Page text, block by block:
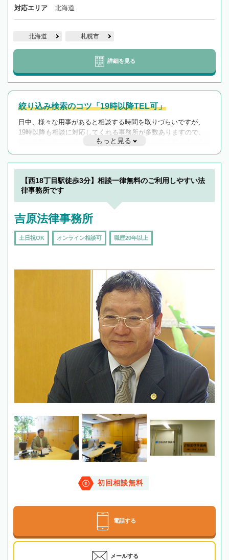
対応エリア 北海道
北海道 札幌市
詳細を見る
絞り込み検索のコツ「19時以降TEL可」
日中、様々な用事があると相談する時間を取りづらいですが、
19時以降も相談に対応してくれる事務所が多数ありますので、
遅い時間の相談が増えそうな場合はそのような事務所に絞り込
んで検索してみましょう。
19時以降TEL可の条件
を加えて再検索
もっと見る
【西18丁目駅徒歩3分】相談一律無料のご利用しやすい法
律事務所です
吉原法律事務所
土日祝OK オンライン相談可 職歴20年以上
初回相談無料
電話する
メールする